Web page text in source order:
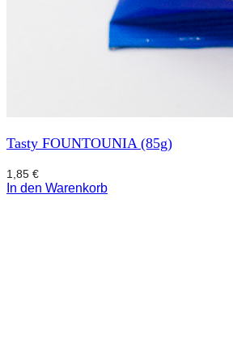
Tasty FOUNTOUNIA (85g)
1,85 €
In den Warenkorb